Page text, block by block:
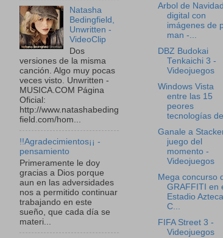
Natasha
Bedingfield,
Unwritten -
VideoClip
Dos
versiones de la misma
canción. Algo muy pocas
veces visto. Unwritten -
MUSICA.COM Página
Oficial:
http://www.natashabeding
field.com/hom...
!!Agradecimientos¡¡ -
pensamiento
Primeramente le doy
gracias a Dios porque
aun en las adversidades
nos a permitido continuar
trabajando en este
sueño, que cada día se
materi...
Arbol de
digital con
imágenes de
man -...
DBZ Budokai
Tenkaichi 3 -
Videojuegos
Windows Vista
entre las 15
peores
tecnologías
Ganale a
juego del
momento -
Videojuegos
Mega concurso
GRAFFITI en
Estadio
C...
FIFA Street 3 -
Videojuegos